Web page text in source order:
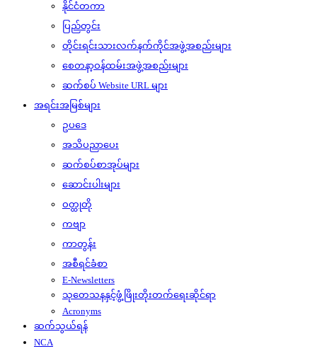
နိုင်ငံတကာ
ပြည်တွင်း
တိုင်းရင်းသားလက်နက်ကိုင်အဖွဲ့အစည်းများ
စေတနာ့ဝန်ထမ်းအဖွဲ့အစည်းများ
ဆက်စပ် Website URL များ
အရင်းအမြစ်များ
ဥပဒေ
အသိပညာပေး
ဆက်စပ်စာအုပ်များ
ဆောင်းပါးများ
ဝတ္ထုတို
ကဗျာ
ကာတွန်း
အစီရင်ခံစာ
E-Newsletters
သုတေသနနှင့်ဖွံ့ဖြိုးတိုးတက်ရေးဆိုင်ရာ
Acronyms
ဆက်သွယ်ရန်
NCA